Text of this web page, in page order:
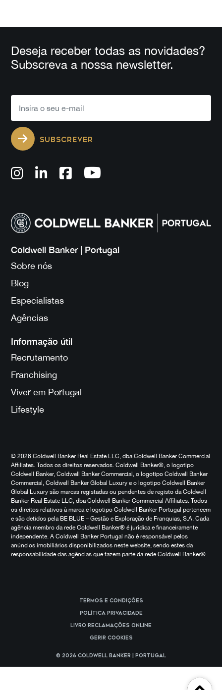
Deseja receber todas as novidades?
Subscreva a nossa newsletter.
SUBSCREVER
Coldwell Banker | Portugal
Sobre nós
Blog
Especialistas
Agências
Informação útil
Recrutamento
Franchising
Viver em Portugal
Lifestyle
© 2026 Coldwell Banker Real Estate LLC, dba Coldwell Banker Commercial
Affiliates. Todos os direitos reservados. Coldwell Banker®, o logotipo
Coldwell Banker, Coldwell Banker Commercial, o logotipo Coldwell Banker
Commercial, Coldwell Banker Global Luxury e o logotipo Coldwell Banker
Global Luxury são marcas registadas ou pendentes de registo da Coldwell
Banker Real Estate LLC, dba Coldwell Banker Commercial Affiliates. Todos
os direitos relativos à marca e logotipo Coldwell Banker Portugal pertencem
e são detidos pela BE BLUE – Gestão e Exploração de Franquias, S.A. Cada
agência membro da rede Coldwell Banker® é jurídica e financeiramente
independente. A Coldwell Banker Portugal não é responsável pelos
anúncios imobiliários disponibilizados neste website, sendo estes da
responsabilidade das agências que fazem parte da rede Coldwell Banker®.
Termos e Condições
Política Privacidade
Livro reclamações online
Gerir cookies
© 2026 Coldwell Banker | Portugal